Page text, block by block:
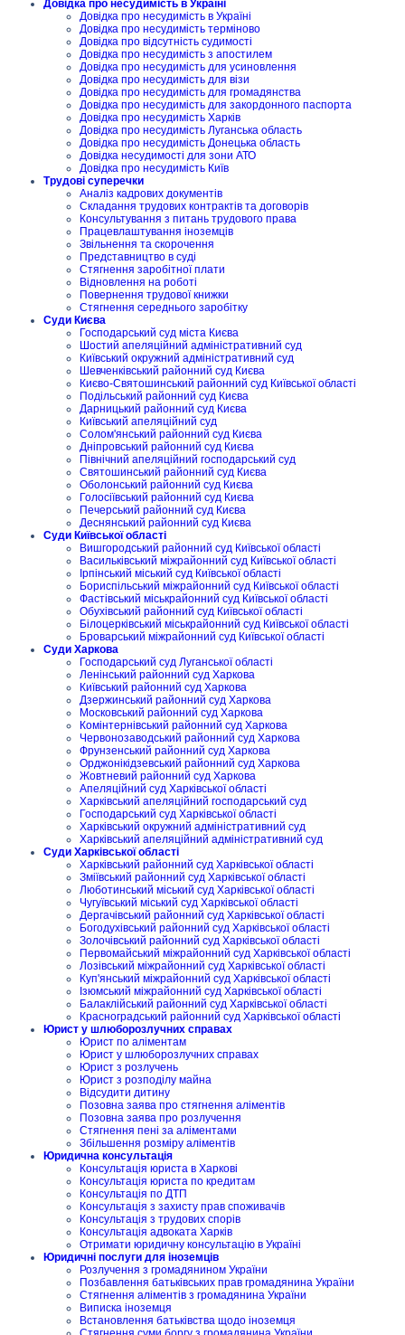
Довідка про несудимість в Україні
Довідка про несудимість в Україні
Довідка про несудимість терміново
Довідка про відсутність судимості
Довідка про несудимість з апостилем
Довідка про несудимість для усиновлення
Довідка про несудимість для візи
Довідка про несудимість для громадянства
Довідка про несудимість для закордонного паспорта
Довідка про несудимість Харків
Довідка про несудимість Луганська область
Довідка про несудимість Донецька область
Довідка несудимості для зони АТО
Довідка про несудимість Київ
Трудові суперечки
Аналіз кадрових документів
Складання трудових контрактів та договорів
Консультування з питань трудового права
Працевлаштування іноземців
Звільнення та скорочення
Представництво в суді
Стягнення заробітної плати
Відновлення на роботі
Повернення трудової книжки
Стягнення середнього заробітку
Суди Києва
Господарський суд міста Києва
Шостий апеляційний адміністративний суд
Київський окружний адміністративний суд
Шевченківський районний суд Києва
Києво-Святошинський районний суд Київської області
Подільський районний суд Києва
Дарницький районний суд Києва
Київський апеляційний суд
Солом'янський районний суд Києва
Дніпровський районний суд Києва
Північний апеляційний господарський суд
Святошинський районний суд Києва
Оболонський районний суд Києва
Голосіївський районний суд Києва
Печерський районний суд Києва
Деснянський районний суд Києва
Суди Київської області
Вишгородський районний суд Київської області
Васильківський міжрайонний суд Київської області
Ірпінський міський суд Київської області
Бориспільський міжрайонний суд Київської області
Фастівський міськрайонний суд Київської області
Обухівський районний суд Київської області
Білоцерківський міськрайонний суд Київської області
Броварський міжрайонний суд Київської області
Суди Харкова
Господарський суд Луганської області
Ленінський районний суд Харкова
Київський районний суд Харкова
Дзержинський районний суд Харкова
Московський районний суд Харкова
Комінтернівський районний суд Харкова
Червонозаводський районний суд Харкова
Фрунзенський районний суд Харкова
Орджонікідзевський районний суд Харкова
Жовтневий районний суд Харкова
Апеляційний суд Харківської області
Харківський апеляційний господарський суд
Господарський суд Харківської області
Харківський окружний адміністративний суд
Харківський апеляційний адміністративний суд
Суди Харківської області
Харківський районний суд Харківської області
Зміївський районний суд Харківської області
Люботинський міський суд Харківської області
Чугуївський міський суд Харківської області
Дергачівський районний суд Харківської області
Богодухівський районний суд Харківської області
Золочівський районний суд Харківської області
Первомайський міжрайонний суд Харківської області
Лозівський міжрайонний суд Харківської області
Куп'янський міжрайонний суд Харківської області
Ізюмський міжрайонний суд Харківської області
Балаклійський районний суд Харківської області
Красноградський районний суд Харківської області
Юрист у шлюборозлучних справах
Юрист по аліментам
Юрист у шлюборозлучних справах
Юрист з розлучень
Юрист з розподілу майна
Відсудити дитину
Позовна заява про стягнення аліментів
Позовна заява про розлучення
Стягнення пені за аліментами
Збільшення розміру аліментів
Юридична консультація
Консультація юриста в Харкові
Консультація юриста по кредитам
Консультація по ДТП
Консультація з захисту прав споживачів
Консультація з трудових спорів
Консультація адвоката Харків
Отримати юридичну консультацію в Україні
Юридичні послуги для іноземців
Розлучення з громадянином України
Позбавлення батьківських прав громадянина України
Стягнення аліментів з громадянина України
Виписка іноземця
Встановлення батьківства щодо іноземця